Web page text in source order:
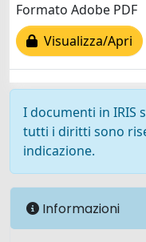
Formato Adobe PDF
Visualizza/Apri
I documenti in IRIS
tutti i diritti sono
indicazione.
Informazioni